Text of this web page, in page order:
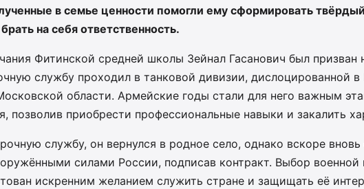
в семье ценности помогли ему сформировать
на себя ответственность.
Фитинской средней школы Зейнал Гасанович был призван
службу проходил в танковой дивизии, дислоцированной
области. Армейские годы стали для него важным
позволив приобрести профессиональные навыки и закалить
службу, он вернулся в родное село, однако вскоре вновь
силами России, подписав контракт. Выбор военной
искренним желанием служить стране и защищать её